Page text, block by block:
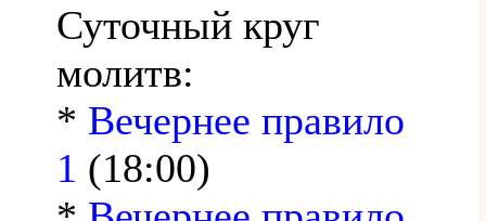
Суточный круг
молитв:
* Вечернее правило
1 (18:00)